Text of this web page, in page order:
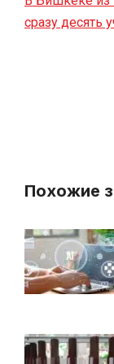
сразу десять
Похожие